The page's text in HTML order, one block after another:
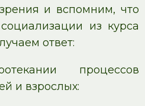
и вспомним, что
из курса
ответ:
процессов
и взрослых: